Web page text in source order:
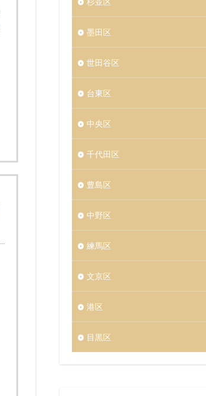
墨田区
世田谷区
台東区
中央区
千代田区
豊島区
中野区
練馬区
文京区
港区
目黒区